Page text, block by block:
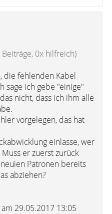
Beiträge, 0x hilfreich)
die fehlenden Kabel
sage ich gebe "einige"
nicht, dass ich ihm alle
vorgelegen, das hat
einlasse, wer
er zuerst zurück
Patronen bereits
abziehen?
29.05.2017 13:05